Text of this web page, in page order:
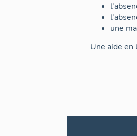
une
Une aide